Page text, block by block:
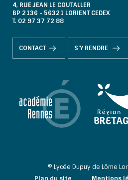
4, RUE JEAN LE COUTALLER
BP 2136 - 56321 LORIENT CEDEX
T. 02 97 37 72 88
CONTACT S'Y RENDRE
© Lycée Dupuy de Lôme
Plan du site
Mentions